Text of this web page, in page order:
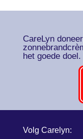
CareLyn
het goede doel.
Volg Carelyn: